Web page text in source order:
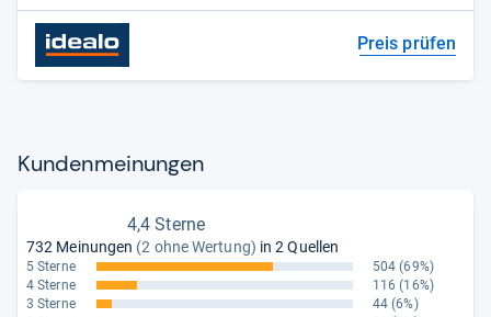
Preis prüfen
Kun­den­mei­nun­gen
4,4 Sterne
732 Meinungen (2 ohne Wertung) in 2 Quellen
5 Sterne 504 (69%)
4 Sterne
116 (16%)
3 Sterne
44 (6%)